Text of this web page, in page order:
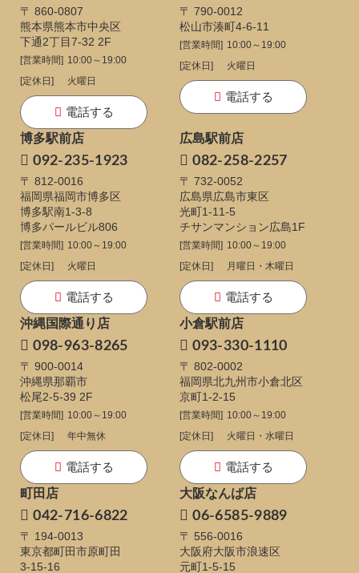
〒 860-0807
熊本県熊本市中央区
下通2丁目7-32 2F
[営業時間] 10:00～19:00
[定休日]
火曜日
電話する
〒 790-0012
松山市湊町4-6-11
[営業時間] 10:00～19:00
[定休日]
火曜日
電話する
博多駅前店
092-235-1923
〒 812-0016
福岡県福岡市博多区
博多駅南1-3-8
博多パールビル806
[営業時間] 10:00～19:00
[定休日]
火曜日
電話する
広島駅前店
082-258-2257
〒 732-0052
広島県広島市東区
光町1-11-5
チサンマンション広島1F
[営業時間] 10:00～19:00
[定休日]
月曜日・木曜日
電話する
沖縄国際通り店
098-963-8265
〒 900-0014
沖縄県那覇市
松尾2-5-39 2F
[営業時間] 10:00～19:00
[定休日]
年中無休
電話する
小倉駅前店
093-330-1110
〒 802-0002
福岡県北九州市小倉北区
京町1-2-15
[営業時間] 10:00～19:00
[定休日]
火曜日・水曜日
電話する
町田店
042-716-6822
〒 194-0013
東京都町田市原町田
3-15-16
大阪なんば店
06-6585-9889
〒 556-0016
大阪府大阪市浪速区
元町1-5-15